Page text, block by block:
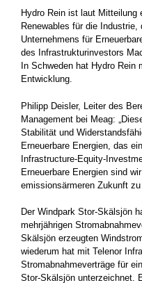
Hydro Rein ist laut Mitteilung
Renewables für die
Unternehmens für
des Infrastrukturinvestors
In Schweden hat Hydro Rein
Entwicklung.
Philipp Deisler, Leiter des
Management bei Meag:
Stabilität und
Erneuerbare Energien, das
Infrastructure-Equity-
Erneuerbare Energien sind
emissionsärmeren Zukunft
Der Windpark Stor-Skälsjön
mehrjährigen
Skälsjön erzeugten
wiederum hat mit Telenor
Stromabnahmeverträge für
Stor-Skälsjön unterzeichnet.